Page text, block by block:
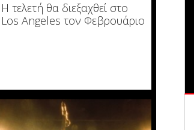
Η τελετή θα διεξαχθεί στο
Los Angeles τον Φεβρουάριο